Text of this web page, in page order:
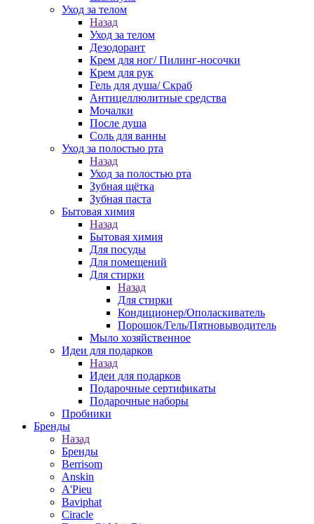
Уход за телом
Назад
Уход за телом
Дезодорант
Крем для ног/ Пилинг-носочки
Крем для рук
Гель для душа/ Скраб
Антицеллюлитные средства
Мочалки
После душа
Соль для ванны
Уход за полостью рта
Назад
Уход за полостью рта
Зубная щётка
Зубная паста
Бытовая химия
Назад
Бытовая химия
Для посуды
Для помещений
Для стирки
Назад
Для стирки
Кондиционер/Ополаскиватель
Порошок/Гель/Пятновыводитель
Мыло хозяйственное
Идеи для подарков
Назад
Идеи для подарков
Подарочные сертификаты
Подарочные наборы
Пробники
Бренды
Назад
Бренды
Berrisom
Anskin
A'Pieu
Baviphat
Ciracle